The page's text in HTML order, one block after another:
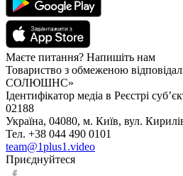
Маєте питання? Напишіть нам
Товариство з обмеженою
СОЛЮШНС»
Ідентифікатор медіа в Реєстрі
02188
Україна, 04080, м. Київ, вул.
Тел. +38 044 490 0101
team@1plus1.video
Приєднуйтеся